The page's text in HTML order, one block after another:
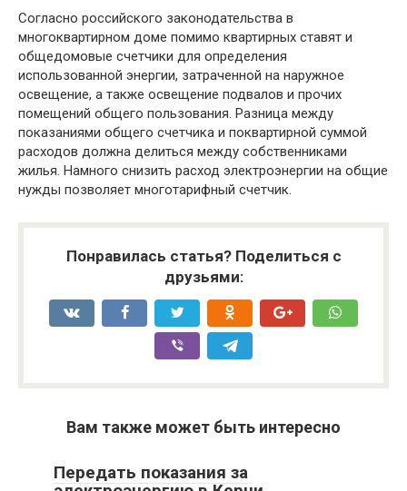
Согласно российского законодательства в
многоквартирном доме помимо квартирных ставят и
общедомовые счетчики для определения
использованной энергии, затраченной на наружное
освещение, а также освещение подвалов и прочих
помещений общего пользования. Разница между
показаниями общего счетчика и поквартирной суммой
расходов должна делиться между собственниками
жилья. Намного снизить расход электроэнергии на общие
нужды позволяет многотарифный счетчик.
Понравилась статья? Поделиться с
друзьями:
Вам также может быть интересно
Передать показания за